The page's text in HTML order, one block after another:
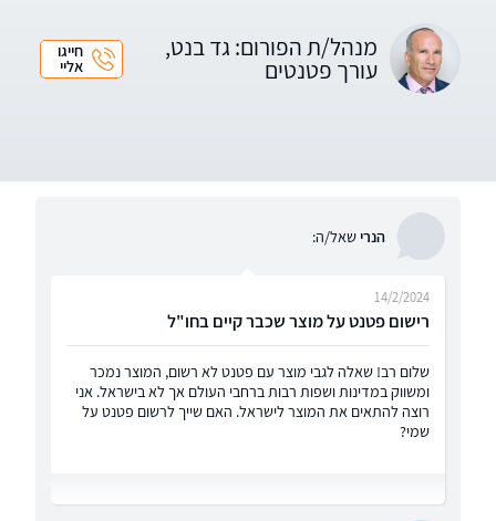
מנהל/ת הפורום: גד בנט,
עורך פטנטים
חייגו
אליי
הנרישאל/ה:
רישום פטנט על מוצר שכבר קיים בחו"ל
14/2/2024
שלום רב! שאלה לגבי מוצר עם פטנט לא רשום, המוצר נמכר
ומשווק במדינות ושפות רבות ברחבי העולם אך לא בישראל. אני
רוצה להתאים את המוצר לישראל. האם שייך לרשום פטנט על
שמי?